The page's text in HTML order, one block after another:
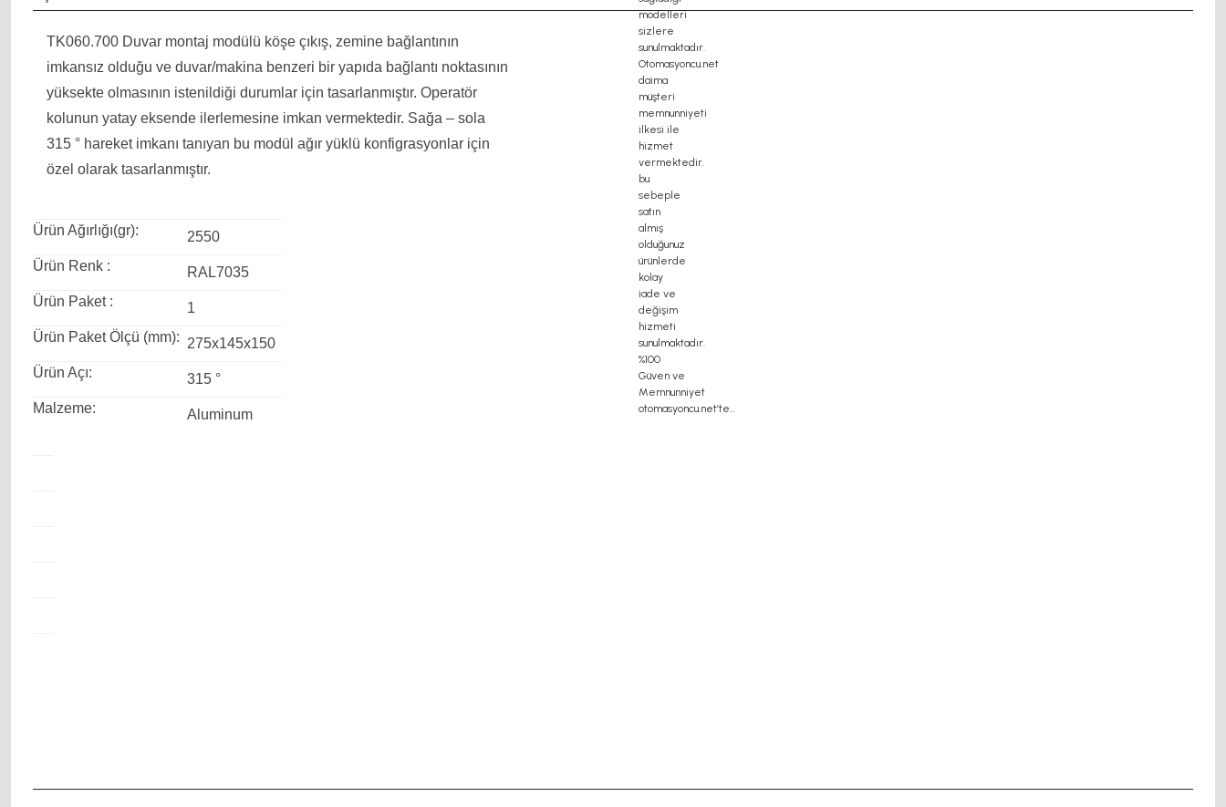
TK060.700 Duvar montaj modülü köşe çıkış, zemine bağlantının
imkansız olduğu ve duvar/makina benzeri bir yapıda bağlantı noktasının
yüksekte olmasının istenildiği durumlar için tasarlanmıştır. Operatör
kolunun yatay eksende ilerlemesine imkan vermektedir. Sağa – sola
315 ° hareket imkanı tanıyan bu modül ağır yüklü konfigrasyonlar için
özel olarak tasarlanmıştır.
Ürün Ağırlığı(gr):
2550
Ürün Renk :
RAL7035
Ürün Paket :
1
Ürün Paket Ölçü (mm): 275x145x150
Ürün Açı:
315 °
Malzeme:
Aluminum